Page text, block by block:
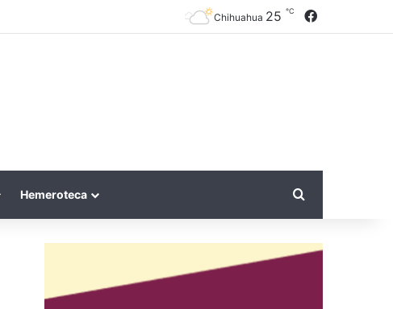
Chihuahua 25 ℃ Facebook
Hemeroteca Search for